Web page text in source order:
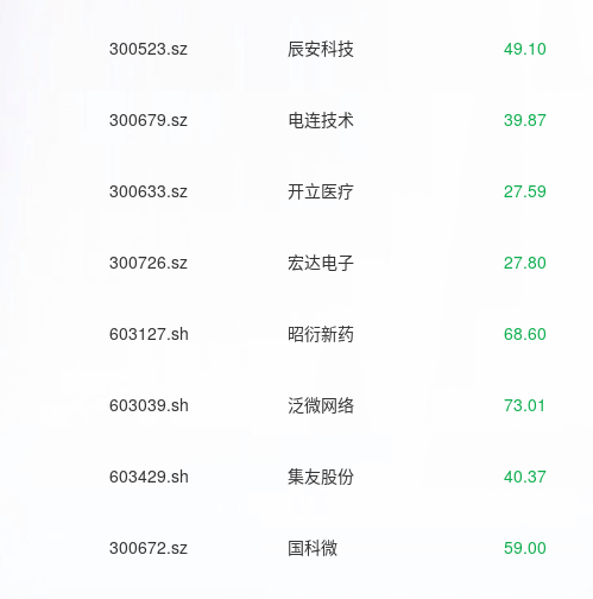
300523.sz 辰安科技 49.10
300679.sz 电连技术 39.87
300633.sz 开立医疗 27.59
300726.sz 宏达电子 27.80
603127.sh 昭衍新药 68.60
603039.sh 泛微网络 73.01
603429.sh 集友股份 40.37
300672.sz 国科微 59.00